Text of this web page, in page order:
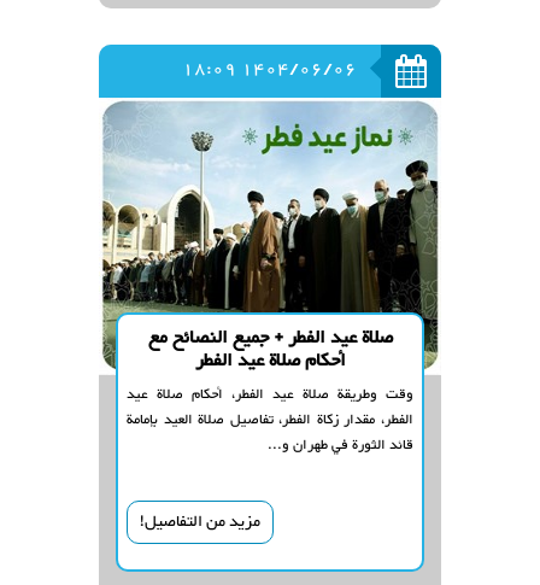
1404/06/06 18:09
صلاة عيد الفطر + جميع النصائح مع
أحكام صلاة عيد الفطر
وقت وطريقة صلاة عيد الفطر، أحكام صلاة عيد
الفطر، مقدار زكاة الفطر، تفاصيل صلاة العيد بإمامة
قائد الثورة في طهران و...
مزيد من التفاصيل!